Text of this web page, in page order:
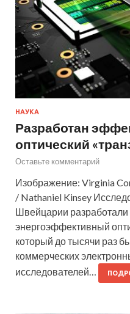
НАУКА
Разработан
оптический
Оставьте комментарий
Изображение: Virginia
/ Nathaniel Kinsey
Швейцарии
энергоэффективный
который до тысячи раз
коммерческих
исследователей…